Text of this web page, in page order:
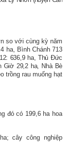
so với cùng kỳ năm
ha, Bình Chánh 713
636,9 ha, Thủ Đức
Giờ 29,2 ha, Nhà Bè
trồng rau muống hạt
đó có 199,6 ha hoa
cây công nghiệp